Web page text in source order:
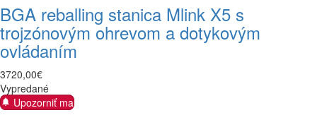
BGA reballing stanica Mlink X5 s
trojzónovým ohrevom a dotykovým
ovládaním
3720,00€
Vypredané
Upozorniť ma